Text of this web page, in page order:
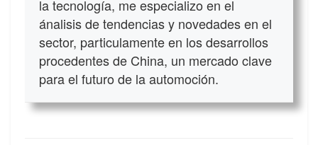
la tecnología, me especializo en el
ánalisis de tendencias y novedades en el
sector, particulamente en los desarrollos
procedentes de China, un mercado clave
para el futuro de la automoción.